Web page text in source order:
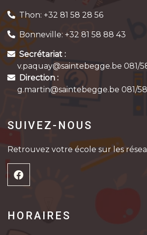
Thon: +32 81 58 28 56
Bonneville: +32 81 58 88 43
Secrétariat :
v.paquay@saintebegge.be 081/
Direction :
g.martin@saintebegge.be 081/
SUIVEZ-NOUS
Retrouvez votre école sur les
HORAIRES